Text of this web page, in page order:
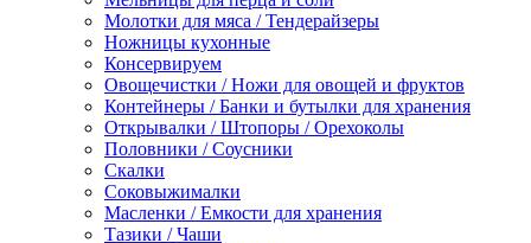
Молотки для мяса / Тендерайзеры
Ножницы кухонные
Консервируем
Овощечистки / Ножи для овощей и фруктов
Контейнеры / Банки и бутылки для хранения
Открывалки / Штопоры / Орехоколы
Половники / Соусники
Скалки
Соковыжималки
Масленки / Емкости для хранения
Тазики / Чаши